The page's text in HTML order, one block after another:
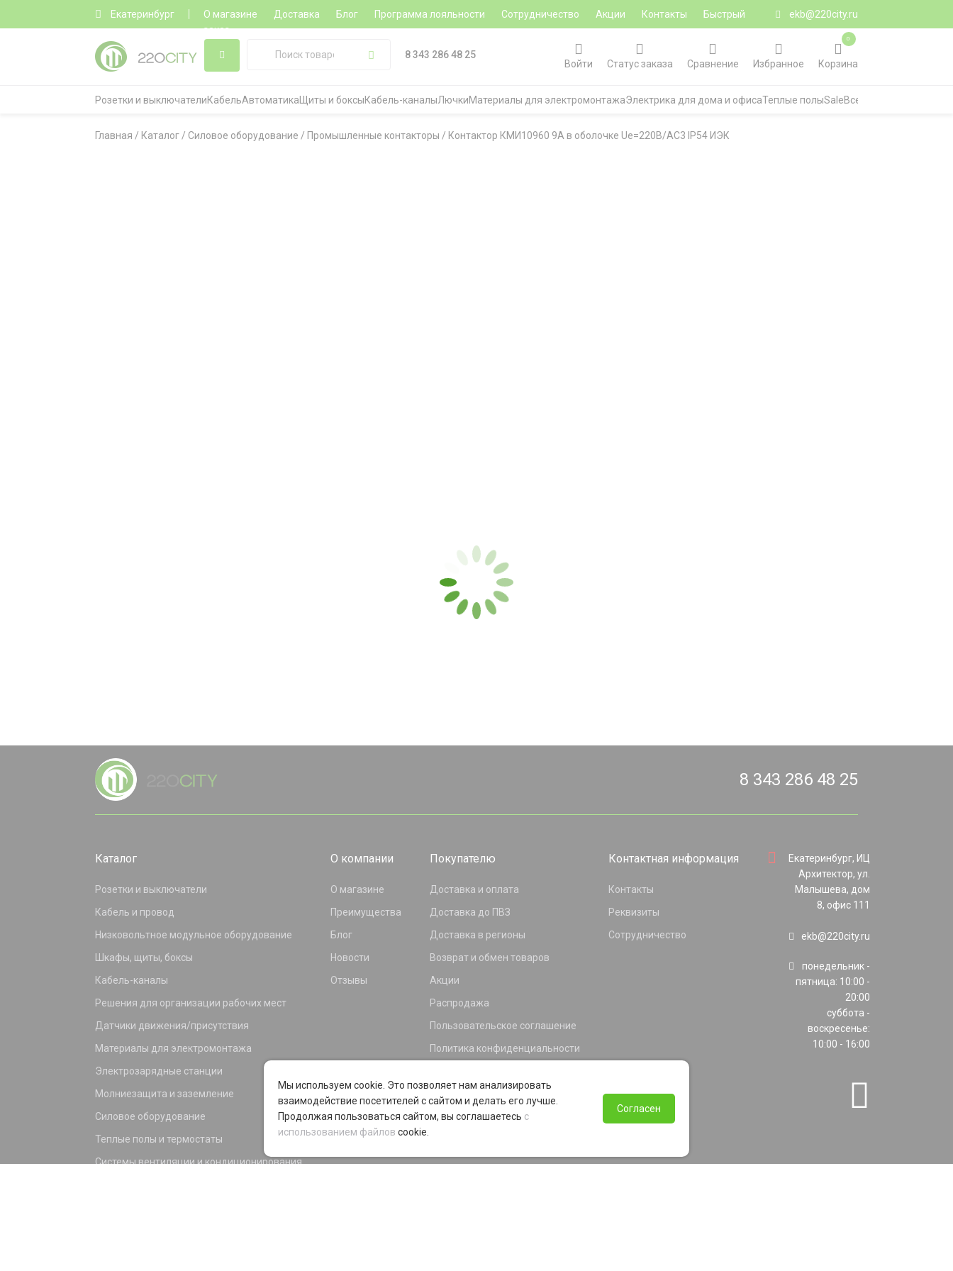
Екатеринбург О магазине Доставка Блог Программа лояльности Сотрудничество Акции Контакты
Быстрый
заказ
ekb@220city.ru
8 343 286 48 25
Войти
Статус заказа Сравнение Избранное Корзина
0
Розетки и выключателиКабельАвтоматика Щиты и боксыКабель-каналыЛючкиМатериалы для электромонтажаЭлектрика для дома и офисаТеплые полыSaleВсе категории
Главная / Каталог / Силовое оборудование / Промышленные контакторы / Контактор КМИ10960 9А в оболочке Ue=220В/АС3 IP54 ИЭК
8 343 286 48 25
Каталог
Розетки и выключатели
Кабель и провод
Низковольтное модульное оборудование
Шкафы, щиты, боксы
Кабель-каналы
Решения для организации рабочих мест
Датчики движения/присутствия
Материалы для электромонтажа
Электрозарядные станции
Молниезащита и заземление
Силовое оборудование
Теплые полы и термостаты
Системы вентиляции и кондиционирования
О компании
О магазине
Преимущества
Блог
Новости
Отзывы
Покупателю
Доставка и оплата
Доставка до ПВЗ
Доставка в регионы
Возврат и обмен товаров
Акции
Распродажа
Пользовательское соглашение
Политика конфиденциальности
Программа лояльности
Контактная информация
Контакты
Реквизиты
Сотрудничество
Екатеринбург, ИЦ
Архитектор, ул.
Малышева, дом
8, офис 111
ekb@220city.ru
понедельник -
пятница: 10:00 -
20:00
суббота -
воскресенье:
10:00 - 16:00
Мы используем cookie. Это позволяет нам анализировать
взаимодействие посетителей с сайтом и делать его лучше.
Продолжая пользоваться сайтом, вы соглашаетесь с
использованием файлов cookie.
Согласен